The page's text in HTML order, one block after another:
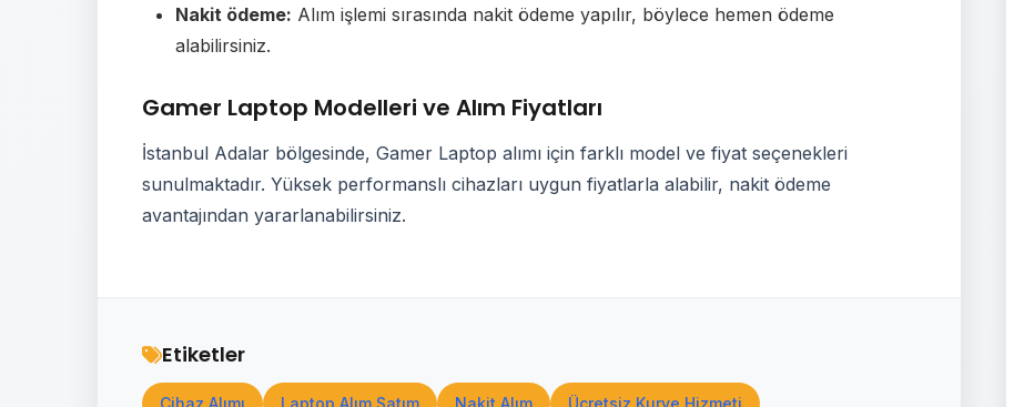
Nakit ödeme: Alım işlemi sırasında nakit ödeme yapılır, böylece hemen ödeme
alabilirsiniz.
Gamer Laptop Modelleri ve Alım Fiyatları
İstanbul Adalar bölgesinde, Gamer Laptop alımı için farklı model ve fiyat seçenekleri
sunulmaktadır. Yüksek performanslı cihazları uygun fiyatlarla alabilir, nakit ödeme
avantajından yararlanabilirsiniz.
Etiketler
Cihaz Alımı Laptop Alım Satım Nakit Alım Ücretsiz Kurye Hizmeti